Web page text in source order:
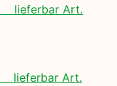
lieferbar Art.
lieferbar Art.